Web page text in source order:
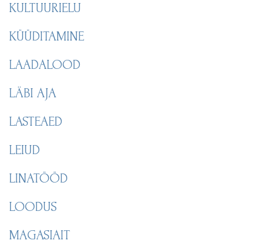
KULTUURIELU
KÜÜDITAMINE
LAADALOOD
LÄBI AJA
LASTEAED
LEIUD
LINATÖÖD
LOODUS
MAGASIAIT